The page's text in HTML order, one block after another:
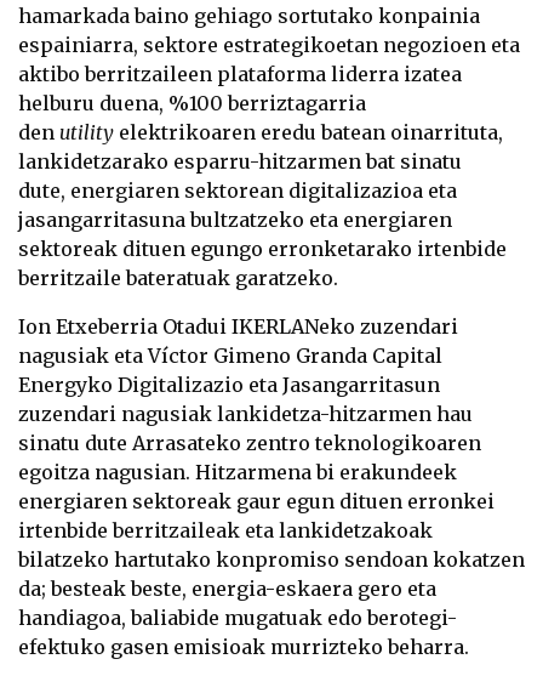
hamarkada baino gehiago sortutako konpainia
espainiarra, sektore estrategikoetan negozioen eta
aktibo berritzaileen plataforma liderra izatea
helburu duena, %100 berriztagarria
den utility elektrikoaren eredu batean oinarrituta,
lankidetzarako esparru-hitzarmen bat sinatu
dute, energiaren sektorean digitalizazioa eta
jasangarritasuna bultzatzeko eta energiaren
sektoreak dituen egungo erronketarako irtenbide
berritzaile bateratuak garatzeko.
Ion Etxeberria Otadui IKERLANeko zuzendari
nagusiak eta Víctor Gimeno Granda Capital
Energyko Digitalizazio eta Jasangarritasun
zuzendari nagusiak lankidetza-hitzarmen hau
sinatu dute Arrasateko zentro teknologikoaren
egoitza nagusian. Hitzarmena bi erakundeek
energiaren sektoreak gaur egun dituen erronkei
irtenbide berritzaileak eta lankidetzakoak
bilatzeko hartutako konpromiso sendoan kokatzen
da; besteak beste, energia-eskaera gero eta
handiagoa, baliabide mugatuak edo berotegi-
efektuko gasen emisioak murrizteko beharra.